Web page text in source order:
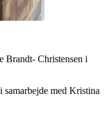
Brandt- Christensen i
samarbejde med Kristina